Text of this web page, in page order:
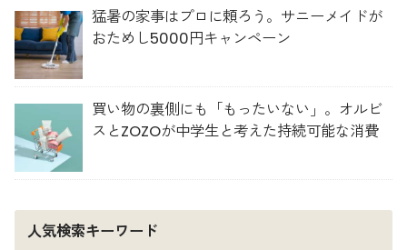
猛暑の家事はプロに頼ろう。サニーメイドが
おためし5000円キャンペーン
買い物の裏側にも「もったいない」。オルビ
スとZOZOが中学生と考えた持続可能な消費
人気検索キーワード